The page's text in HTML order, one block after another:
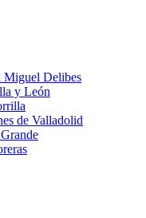
Miguel Delibes
y León
de Valladolid